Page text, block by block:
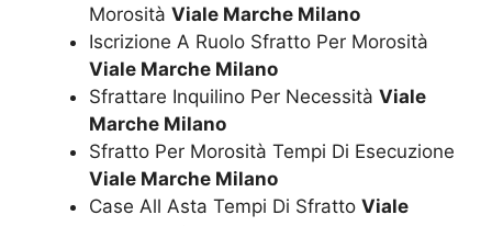
Morosità Viale Marche Milano
Iscrizione A Ruolo Sfratto Per Morosità
Viale Marche Milano
Sfrattare Inquilino Per Necessità Viale
Marche Milano
Sfratto Per Morosità Tempi Di Esecuzione
Viale Marche Milano
Case All Asta Tempi Di Sfratto Viale